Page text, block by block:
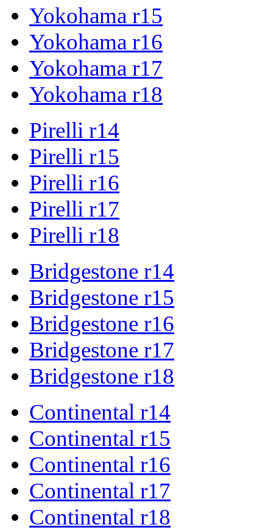
Yokohama r15
Yokohama r16
Yokohama r17
Yokohama r18
Pirelli r14
Pirelli r15
Pirelli r16
Pirelli r17
Pirelli r18
Bridgestone r14
Bridgestone r15
Bridgestone r16
Bridgestone r17
Bridgestone r18
Continental r14
Continental r15
Continental r16
Continental r17
Continental r18